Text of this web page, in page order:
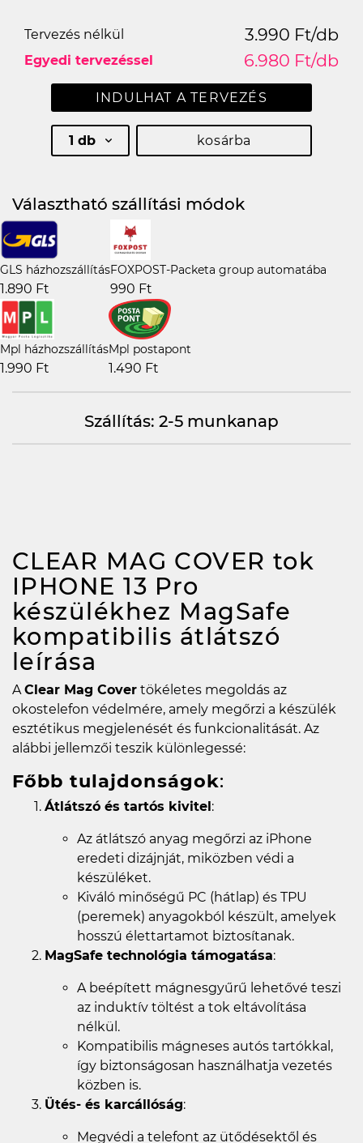
Tervezés nélkül 3.990 Ft/db
Egyedi tervezéssel 6.980 Ft/db
INDULHAT A TERVEZÉS
1 db kosárba
Választható szállítási módok
GLS házhozszállítás
1.890 Ft
FOXPOST-Packeta group automatába
990 Ft
Mpl házhozszállítás
1.990 Ft
Mpl postapont
1.490 Ft
Szállítás: 2-5 munkanap
CLEAR MAG COVER tok
IPHONE 13 Pro
készülékhez MagSafe
kompatibilis átlátszó
leírása
AClear Mag Cover tökéletes megoldás az
okostelefon védelmére, amely megőrzi a készülék
esztétikus megjelenését és funkcionalitását. Az
alábbi jellemzői teszik különlegessé:
Főbb tulajdonságok:
Átlátszó és tartós kivitel :
Az átlátszó anyag megőrzi az iPhone
eredeti dizájnját, miközben védi a
készüléket.
Kiváló minőségű PC (hátlap) és TPU
(peremek) anyagokból készült, amelyek
hosszú élettartamot biztosítanak.
MagSafe technológia támogatása:
A beépített mágnesgyűrű lehetővé teszi
az induktív töltést a tok eltávolítása
nélkül.
Kompatibilis mágneses autós tartókkal,
így biztonságosan használhatja vezetés
közben is.
Ütés- és karcállóság:
Megvédi a telefont az ütődésektől és